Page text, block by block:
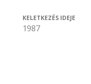
KELETKEZÉS IDEJE
1987